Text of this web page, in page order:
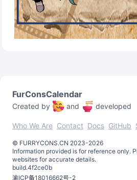
FurConsCalendar
Created by and developed
Who We Are Contact Docs GitHub
©️ FURRYCONS.CN 2023-2026
Information provided is for reference only.
websites for accurate details.
build.4f2ce0b
渝ICP备18016662号-2